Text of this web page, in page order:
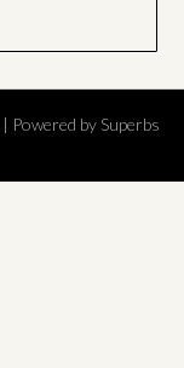
| Powered by Superbs